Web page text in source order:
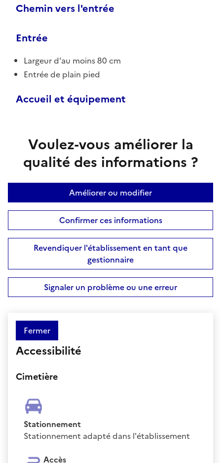
Chemin vers l'entrée
Entrée
Largeur d'au moins 80 cm
Entrée de plain pied
Accueil et équipement
Voulez-vous améliorer la
qualité des informations ?
Améliorer ou modifier
Confirmer ces informations
Revendiquer l'établissement en tant que
gestionnaire
Signaler un problème ou une erreur
Fermer
Accessibilité
Cimetière
Stationnement
Stationnement adapté dans l'établissement
Accès